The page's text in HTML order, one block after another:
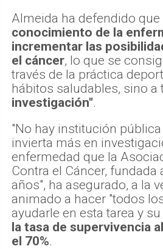
Almeida ha defendido que
conocimiento de la
incrementar las
el cáncer, lo que se
través de la práctica
hábitos saludables, sino a
investigación".
"No hay institución
invierta más en
enfermedad que la
Contra el Cáncer, fundada
años", ha asegurado, a la
animado a hacer "todos
ayudarle en esta tarea y su
la tasa de supervivencia
el 70%.